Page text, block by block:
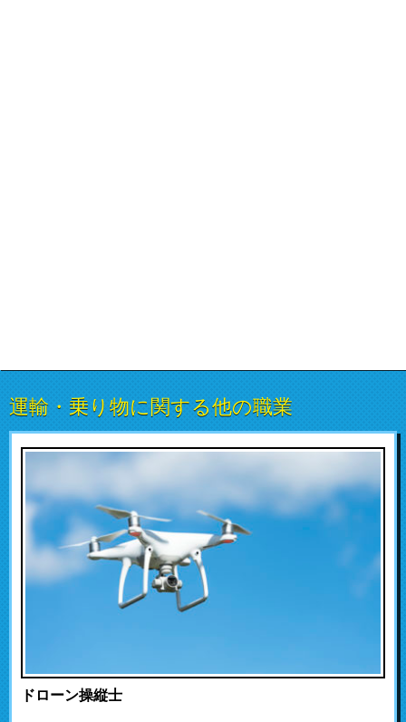
運輸・乗り物に関する他の職業
ドローン操縦士